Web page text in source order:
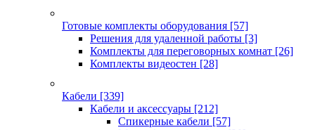
Готовые комплекты оборудования [57]
Решения для удаленной работы [3]
Комплекты для переговорных комнат [26]
Комплекты видеостен [28]
Кабели [339]
Кабели и аксессуары [212]
Спикерные кабели [57]